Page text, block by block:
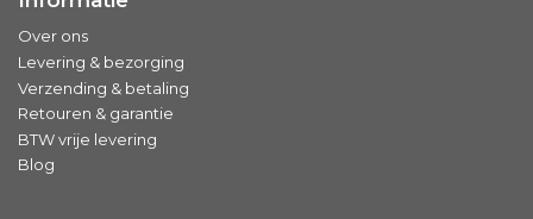
Over ons
Levering & bezorging
Verzending & betaling
Retouren & garantie
BTW vrije levering
Blog